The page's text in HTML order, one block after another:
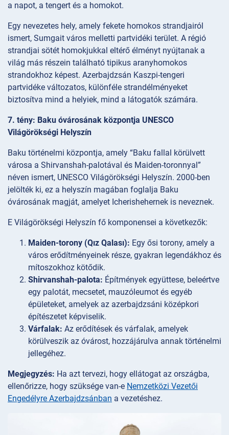
a napot, a tengert és a homokot.
Egy nevezetes hely, amely fekete homokos strandjairól
ismert, Sumgait város melletti partvidéki terület. A régió
strandjai sötét homokjukkal eltérő élményt nyújtanak a
világ más részein található tipikus aranyhomokos
strandokhoz képest. Azerbajdzsán Kaszpi-tengeri
partvidéke változatos, különféle strandélményeket
biztosítva mind a helyiek, mind a látogatók számára.
7. tény: Baku óvárosának központja UNESCO
Világörökségi Helyszín
Baku történelmi központja, amely “Baku fallal körülvett
városa a Shirvanshah-palotával és Maiden-toronnyal”
néven ismert, UNESCO Világörökségi Helyszín. 2000-ben
jelölték ki, ez a helyszín magában foglalja Baku
óvárosának magját, amelyet Icherishehernek is neveznek.
E Világörökségi Helyszín fő komponensei a következők:
Maiden-torony (Qız Qalası): Egy ősi torony, amely a
város erődítményeinek része, gyakran legendákhoz és
mítoszokhoz kötődik.
Shirvanshah-palota: Építmények együttese, beleértve
egy palotát, mecsetet, mauzóleumot és egyéb
épületeket, amelyek az azerbajdzsáni középkori
építészetet képviselik.
Várfalak: Az erődítések és várfalak, amelyek
körülveszik az óvárost, hozzájárulva annak történelmi
jellegéhez.
Megjegyzés: Ha azt tervezi, hogy ellátogat az országba,
ellenőrizze, hogy szüksége van-e Nemzetközi Vezetői
Engedélyre Azerbajdzsánban a vezetéshez.